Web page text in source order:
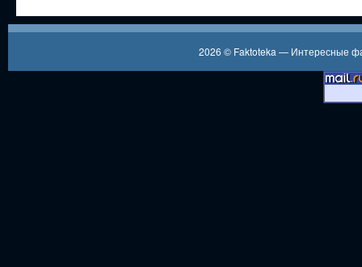
2026 © Faktoteka — Интересные